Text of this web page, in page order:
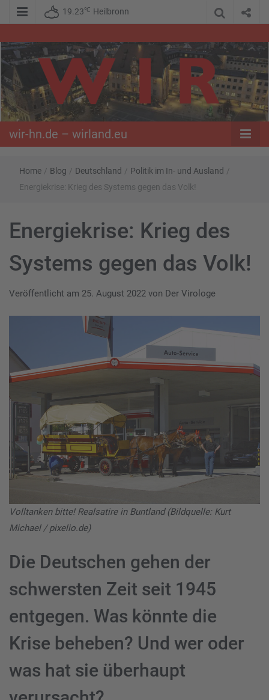
19.23℃ Heilbronn
wir-hn.de –
wirland.eu
wir-hn.de – wirland.eu
Home / Blog / Deutschland / Politik im In- und Ausland /
Energiekrise: Krieg des Systems gegen das Volk!
Energiekrise: Krieg des
Systems gegen das Volk!
Veröffentlicht am 25. August 2022 von Der Virologe
Volltanken bitte! Realsatire in Buntland (Bildquelle: Kurt
Michael / pixelio.de)
Die Deutschen gehen der
schwersten Zeit seit 1945
entgegen. Was könnte die
Krise beheben? Und wer oder
was hat sie überhaupt